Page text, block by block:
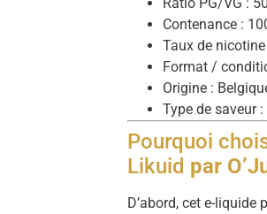
Contenance :
Taux de
Format /
Origine :
Type de saveur
Pourquoi
Likuid par
D’abord, cet e-